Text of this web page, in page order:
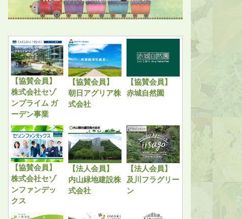
【協賛会員】
株式会社セゾ
ンプライム ガ
ーデン事業
【協賛会員】
朝日アグリア株
式会社
【協賛会員】
赤城自然園
【協賛会員】
株式会社セゾ
ンファンデッ
クス
【法人会員】
内山緑地建設株
式会社
【法人会員】
及川フラグリー
ン